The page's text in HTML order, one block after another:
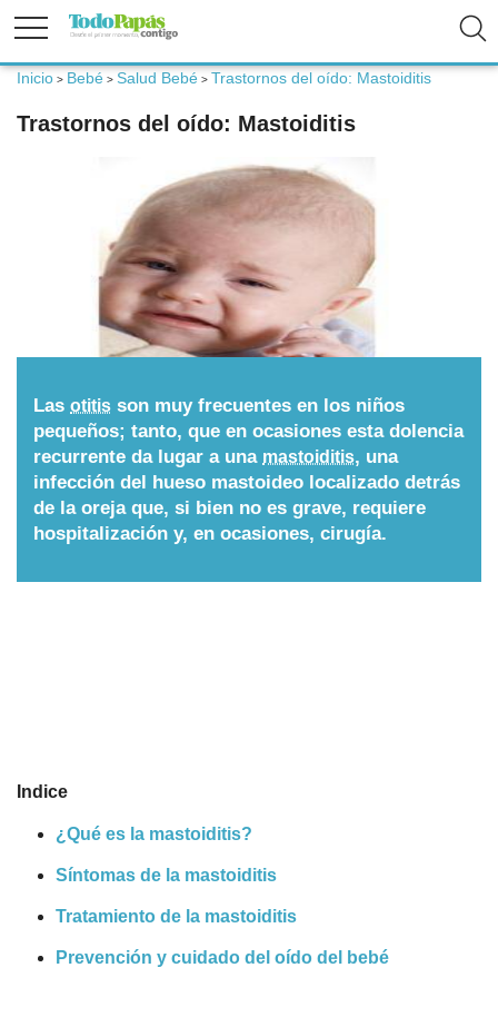
Calculadoras
Nombres
Inicio > Bebé > Salud Bebé > Trastornos del oído: Mastoiditis
Trastornos del oído: Mastoiditis
Las otitis son muy frecuentes en los niños
pequeños; tanto, que en ocasiones esta dolencia
recurrente da lugar a una mastoiditis, una
infección del hueso mastoideo localizado detrás
de la oreja que, si bien no es grave, requiere
hospitalización y, en ocasiones, cirugía.
Indice
¿Qué es la mastoiditis?
Síntomas de la mastoiditis
Tratamiento de la mastoiditis
Prevención y cuidado del oído del bebé